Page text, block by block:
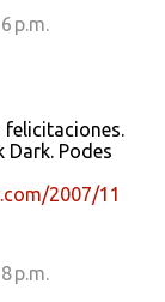
p.m.
felicitaciones.
Dark. Podes
2007/11
p.m.